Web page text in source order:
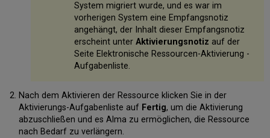
System migriert wurde, und es war im
vorherigen System eine Empfangsnotiz
angehängt, der Inhalt dieser Empfangsnotiz
erscheint unter Aktivierungsnotiz auf der
Seite Elektronische Ressourcen-Aktivierung -
Aufgabenliste.
Nach dem Aktivieren der Ressource klicken Sie in der
Aktivierungs-Aufgabenliste auf Fertig, um die Aktivierung
abzuschließen und es Alma zu ermöglichen, die Ressource
nach Bedarf zu verlängern.